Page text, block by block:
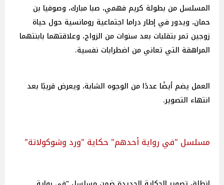
المسلسل من بطولة كريم فهمي، صبا مبارك، وصوفيا بن
حمان، ويدور في إطار دراما اجتماعية رومانسية حول حياة
زوجين تمر بتقلبات بعد سنوات من الزواج، وعلاقتهما بابنتهما
المراهقة التي تعاني من اضطرابات نفسية.
العمل يضم أيضًا عددًا من الوجوه الشابة، ويعرض قريبًا بعد
انتهاء التصوير.
مسلسل "في رواية أحدهم" حكاية "ورد وشوكولاتة"